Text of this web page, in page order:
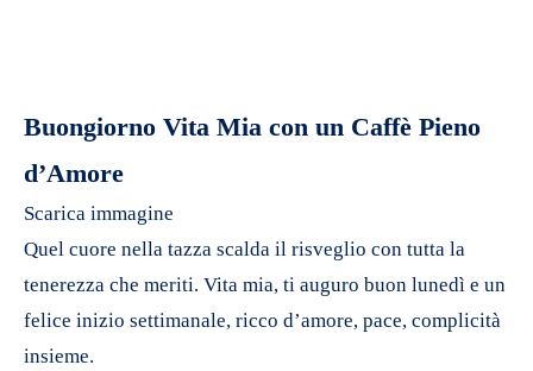
Buongiorno Vita Mia con un Caffè Pieno
d’Amore
Scarica immagine
Quel cuore nella tazza scalda il risveglio con tutta la
tenerezza che meriti. Vita mia, ti auguro buon lunedì e un
felice inizio settimanale, ricco d’amore, pace, complicità
insieme.